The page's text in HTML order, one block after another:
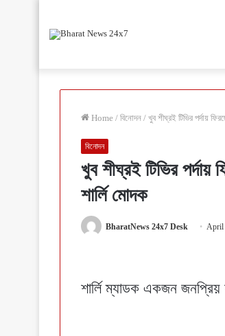
Home / বিনোদন / খুব শীঘ্রই টিভির পর্দায়
বিনোদন
খুব শীঘ্রই টিভির পর্দায়
শার্লি মোদক
BharatNews 24x7 Desk April
শার্লি ম্যাডক একজন জনপ্রিয়